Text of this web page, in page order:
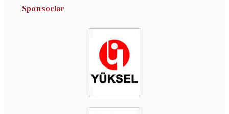
Sponsorlar